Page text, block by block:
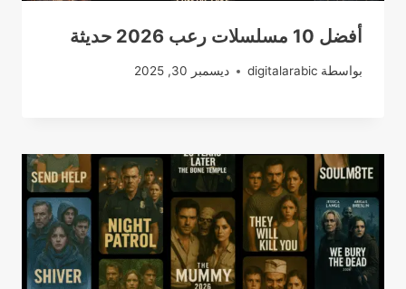
أفضل 10 مسلسلات رعب 2026 حديثة
بواسطة digitalarabic ديسمبر 30, 2025